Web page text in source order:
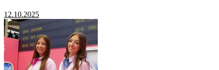
12.10.2025